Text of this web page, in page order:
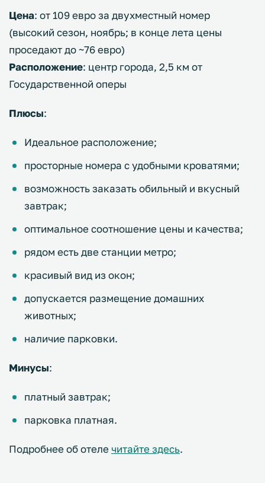
Цена: от 109 евро за двухместный номер
(высокий сезон, ноябрь; в конце лета цены
проседают до ~76 евро)
Расположение: центр города, 2,5 км от
Государственной оперы
Плюсы:
Идеальное расположение;
просторные номера с удобными кроватями;
возможность заказать обильный и вкусный
завтрак;
оптимальное соотношение цены и качества;
рядом есть две станции метро;
красивый вид из окон;
допускается размещение домашних
животных;
наличие парковки.
Минусы:
платный завтрак;
парковка платная.
Подробнее об отеле читайте здесь.